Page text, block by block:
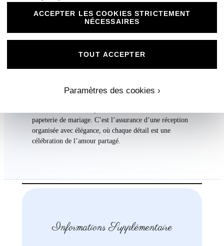
Il permet à vos invités de s’orienter aisément tout en
contribuant à l’atmosphère chaleureuse et élégante de
seulement un outil pratique ; c’est une expression de
votre attention aux détails et de votre désir de créer une
papeterie de mariage. C’est l’assurance d’une réception
organisée avec élégance, où chaque détail est une
célébration de l’amour partagé.
Informations Supplémentaire
ACCEPTER LES COOKIES STRICTEMENT
NÉCESSAIRES
Paramètres des cookies ›
TOUT ACCEPTER